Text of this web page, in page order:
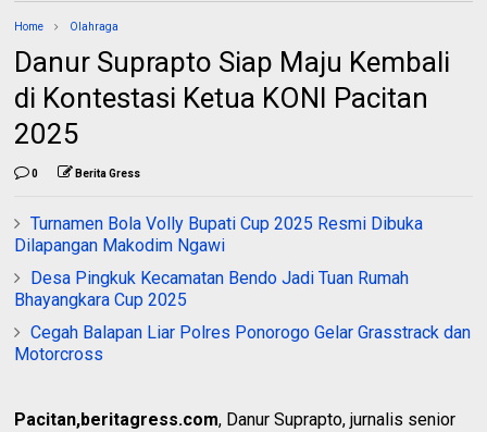
Home Olahraga
Danur Suprapto Siap Maju Kembali
di Kontestasi Ketua KONI Pacitan
2025
0 Berita Gress
Turnamen Bola Volly Bupati Cup 2025 Resmi Dibuka
Dilapangan Makodim Ngawi
Desa Pingkuk Kecamatan Bendo Jadi Tuan Rumah
Bhayangkara Cup 2025
Cegah Balapan Liar Polres Ponorogo Gelar Grasstrack dan
Motorcross
Pacitan,beritagress.com, Danur Suprapto, jurnalis senior